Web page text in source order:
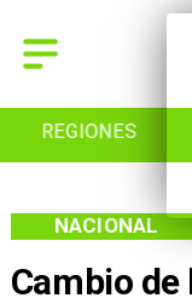
REGIONES
Cambio de
NACIONAL